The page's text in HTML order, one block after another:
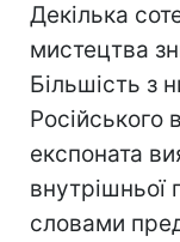
Декілька
мистецтва
Більшість з
Російського
експоната
внутрішньої
словами